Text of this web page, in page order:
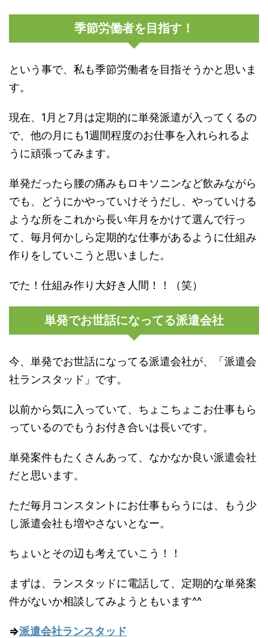
季節労働者を目指す！
という事で、私も季節労働者を目指そうかと思いま
す。
現在、1月と7月は定期的に単発派遣が入ってくるの
で、他の月にも1週間程度のお仕事を入れられるよ
うに頑張ってみます。
単発だったら腰の痛みもロキソニンなど飲みながら
でも、どうにかやっていけそうだし、やっていける
ような所をこれから長い年月をかけて選んで行っ
て、毎月何かしら定期的な仕事があるように仕組み
作りをしていこうと思いました。
でた！仕組み作り大好き人間！！（笑）
単発でお世話になってる派遣会社
今、単発でお世話になってる派遣会社が、「派遣会
社ランスタッド」です。
以前から気に入っていて、ちょこちょこお仕事もら
っているのでもうお付き合いは長いです。
単発案件もたくさんあって、なかなか良い派遣会社
だと思います。
ただ毎月コンスタントにお仕事もらうには、もう少
し派遣会社も増やさないとなー。
ちょいとその辺も考えていこう！！
まずは、ランスタッドに電話して、定期的な単発案
件がないか相談してみようともいます^^
⇒派遣会社ランスタッド